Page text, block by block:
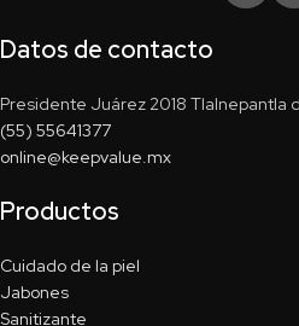
Datos de contacto
Presidente Juárez 2018 Tlalnepantla
(55) 55641377
online@keepvalue.mx
Productos
Cuidado de la piel
Jabones
Sanitizante